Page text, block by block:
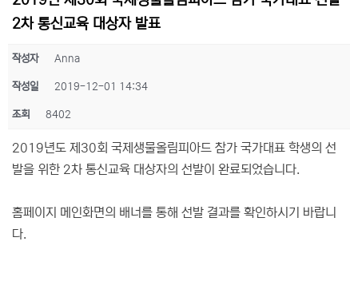
2차 통신교육 대상자 발표
작성자 Anna
작성일 2019-12-01 14:34
조회 8402
2019년도 제30회 국제생물올림피아드 참가 국가대표 학생의 선
발을 위한 2차 통신교육 대상자의 선발이 완료되었습니다.
홈페이지 메인화면의 배너를 통해 선발 결과를 확인하시기 바랍니
다.